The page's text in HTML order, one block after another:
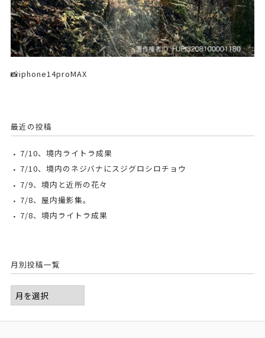
📸iphone14proMAX
最近の投稿
7/10、境内ライトラ成果
7/10、境内のネジバナにスジグロシロチョウ
7/9、境内と近所の花々
7/8、屋内撮影集。
7/8、境内ライトラ成果
月別投稿一覧